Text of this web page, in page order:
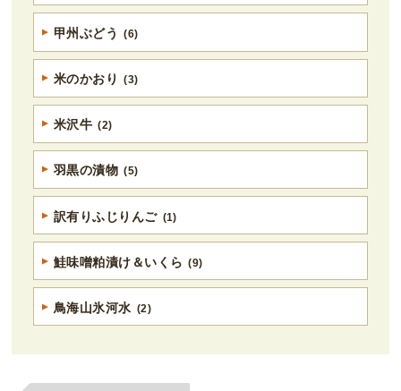
甲州ぶどう (6)
米のかおり (3)
米沢牛 (2)
羽黒の漬物 (5)
訳有りふじりんご (1)
鮭味噌粕漬け＆いくら (9)
鳥海山氷河水 (2)